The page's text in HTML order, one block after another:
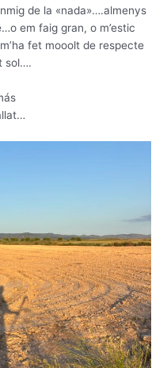
de la «nada»….almenys
em faig gran, o m’estic
fet mooolt de respecte
sol….